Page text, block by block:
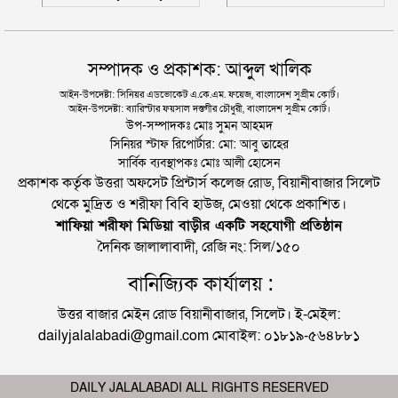
সম্পাদক ও প্রকাশক: আব্দুল খালিক
আইন-উপদেষ্টা: সিনিয়র এডভোকেট এ.কে.এম. ফয়েজ, বাংলাদেশ সুপ্রীম কোর্ট।
আইন-উপদেষ্টা: ব্যারিস্টার ফয়সাল দস্তগীর চৌধুরী, বাংলাদেশ সুপ্রীম কোর্ট।
উপ-সম্পাদকঃ মোঃ সুমন আহমদ
সিনিয়র স্টাফ রিপোর্টার: মো: আবু তাহের
সার্বিক ব্যবস্থাপকঃ মোঃ আলী হোসেন
প্রকাশক কর্তৃক উত্তরা অফসেট প্রিন্টার্স কলেজ রোড, বিয়ানীবাজার সিলেট
থেকে মুদ্রিত ও শরীফা বিবি হাউজ, মেওয়া থেকে প্রকাশিত।
শাফিয়া শরীফা মিডিয়া বাড়ীর একটি সহযোগী প্রতিষ্ঠান
দৈনিক জালালাবাদী, রেজি নং: সিল/১৫০
বানিজ্যিক কার্যালয় :
উত্তর বাজার মেইন রোড বিয়ানীবাজার, সিলেট। ই-মেইল:
dailyjalalabadi@gmail.com মোবাইল: ০১৮১৯-৫৬৪৮৮১
DAILY JALALABADI ALL RIGHTS RESERVED